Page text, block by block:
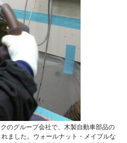
のグループ会社で、木製自動車部品の
ました。ウォールナット・メイプルな